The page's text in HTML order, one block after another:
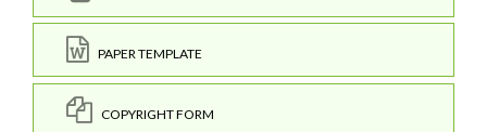
PAPER TEMPLATE
COPYRIGHT FORM